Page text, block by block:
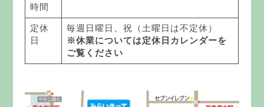
時間
定休
日
毎週日曜日、祝（土曜日は不定休）
※休業については定休日カレンダーを
ご覧ください